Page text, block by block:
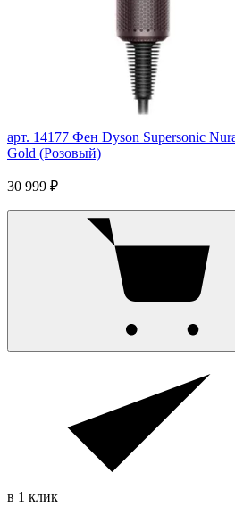
арт. 14177 Фен Dyson Supersonic
Gold (Розовый)
30 999 ₽
в 1 клик